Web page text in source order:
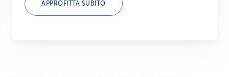
APPROFITTA SUBITO